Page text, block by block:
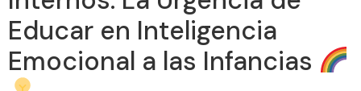
Educar en Inteligencia
Emocional a las Infancias